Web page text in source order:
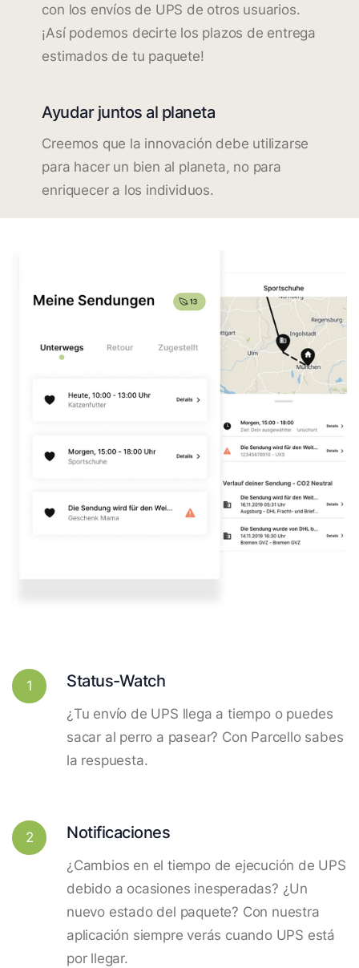
con los envíos de UPS de otros usuarios.
¡Así podemos decirte los plazos de entrega
estimados de tu paquete!
Ayudar juntos al planeta
Creemos que la innovación debe utilizarse
para hacer un bien al planeta, no para
enriquecer a los individuos.
1 Status-Watch
¿Tu envío de UPS llega a tiempo o puedes
sacar al perro a pasear? Con Parcello sabes
la respuesta.
2 Notificaciones
¿Cambios en el tiempo de ejecución de UPS
debido a ocasiones inesperadas? ¿Un
nuevo estado del paquete? Con nuestra
aplicación siempre verás cuando UPS está
por llegar.